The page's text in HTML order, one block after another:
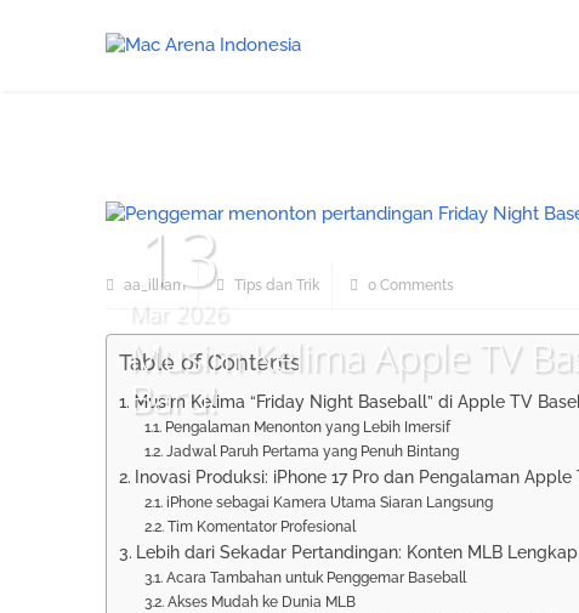
13
Mar 2026
Musim Kelima Apple TV
Baru!
aa_ilham Tips dan Trik 0 Comments
Table of Contents
Musim Kelima “Friday Night Baseball” di Apple TV
Pengalaman Menonton yang Lebih Imersif
Jadwal Paruh Pertama yang Penuh Bintang
Inovasi Produksi: iPhone 17 Pro dan Pengalaman
iPhone sebagai Kamera Utama Siaran Langsung
Tim Komentator Profesional
Lebih dari Sekadar Pertandingan: Konten MLB
Acara Tambahan untuk Penggemar Baseball
Akses Mudah ke Dunia MLB